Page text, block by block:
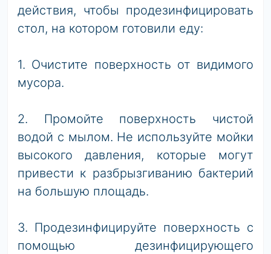
действия, чтобы продезинфицировать
стол, на котором готовили еду:
1. Очистите поверхность от видимого
мусора.
2. Промойте поверхность чистой
водой с мылом. Не используйте мойки
высокого давления, которые могут
привести к разбрызгиванию бактерий
на большую площадь.
3. Продезинфицируйте поверхность с
помощью дезинфицирующего